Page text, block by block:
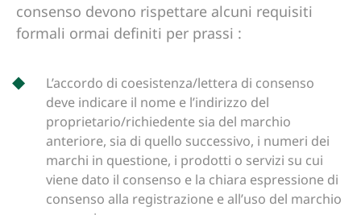
consenso devono rispettare alcuni requisiti
formali ormai definiti per prassi :
L’accordo di coesistenza/lettera di consenso
deve indicare il nome e l’indirizzo del
proprietario/richiedente sia del marchio
anteriore, sia di quello successivo, i numeri dei
marchi in questione, i prodotti o servizi su cui
viene dato il consenso e la chiara espressione di
consenso alla registrazione e all’uso del marchio